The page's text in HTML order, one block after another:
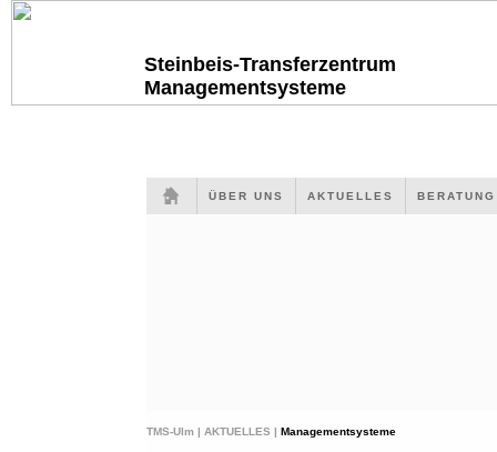
Steinbeis-Transferzentrum
Managementsysteme
ÜBER UNS AKTUELLES
TMS-Ulm | AKTUELLES | Managementsysteme